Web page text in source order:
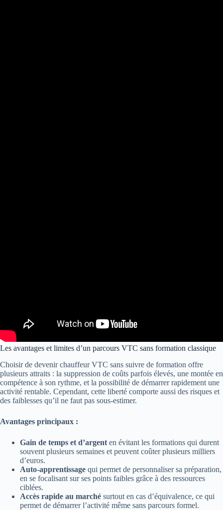
Les avantages et limites d’un parcours VTC sans formation classique
Choisir de devenir chauffeur VTC sans suivre de formation offre
plusieurs attraits : la suppression de coûts parfois élevés, une montée en
compétence à son rythme, et la possibilité de démarrer rapidement une
activité rentable. Cependant, cette liberté comporte aussi des risques et
des faiblesses qu’il ne faut pas sous-estimer.
Avantages principaux :
Gain de temps et d’argent en évitant les formations qui durent
souvent plusieurs semaines et peuvent coûter plusieurs milliers
d’euros.
Auto-apprentissage qui permet de personnaliser sa préparation,
en se focalisant sur ses points faibles grâce à des ressources
ciblées.
Accès rapide au marché surtout en cas d’équivalence, ce qui
permet de démarrer l’activité même sans parcours formel.